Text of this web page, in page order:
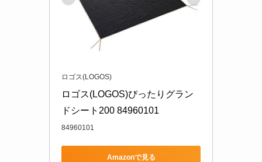
ロゴス(LOGOS)
ロゴス(LOGOS)ぴったりグラン
ドシート200 84960101
84960101
Amazonで見る